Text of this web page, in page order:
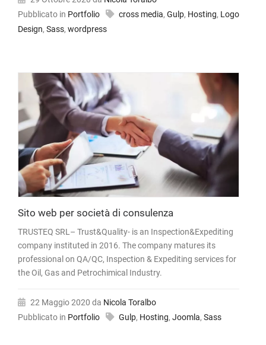
Pubblicato in Portfolio cross media, Gulp, Hosting, Logo
Design, Sass, wordpress
Sito web per società di consulenza
TRUSTEQ SRL– Trust&Quality- is an Inspection&Expediting
company instituted in 2016. The company matures its
professional on QA/QC, Inspection & Expediting services for
the Oil, Gas and Petrochimical Industry.
22 Maggio 2020 da Nicola Toralbo
Pubblicato in Portfolio Gulp, Hosting, Joomla, Sass